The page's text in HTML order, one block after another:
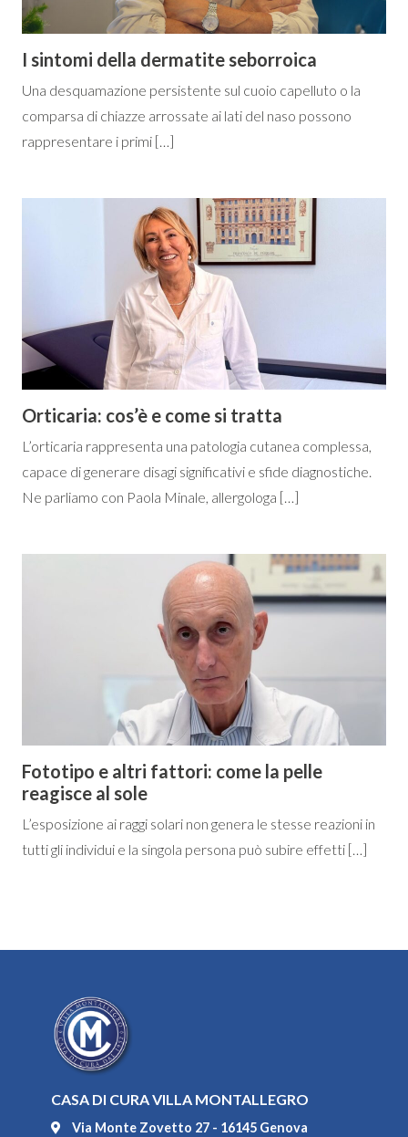
I sintomi della dermatite seborroica
Una desquamazione persistente sul cuoio capelluto o la
comparsa di chiazze arrossate ai lati del naso possono
rappresentare i primi […]
Orticaria: cos’è e come si tratta
L’orticaria rappresenta una patologia cutanea complessa,
capace di generare disagi significativi e sfide diagnostiche.
Ne parliamo con Paola Minale, allergologa […]
Fototipo e altri fattori: come la pelle
reagisce al sole
L’esposizione ai raggi solari non genera le stesse reazioni in
tutti gli individui e la singola persona può subire effetti […]
CASA DI CURA VILLA MONTALLEGRO
Via Monte Zovetto 27 - 16145 Genova